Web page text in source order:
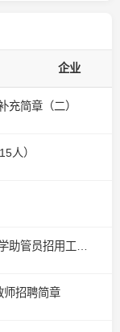
企业
充简章（二）
人）
师招聘简章